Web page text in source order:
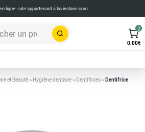
ligne - site appartenant àlavieclaire.com
Rechercher
0
0.00€
et Beauté> Hygiène dentaire> Dentifrices>Dentifrice